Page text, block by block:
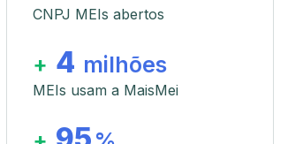
CNPJ MEIs abertos
+ 4 milhões
MEIs usam a MaisMei